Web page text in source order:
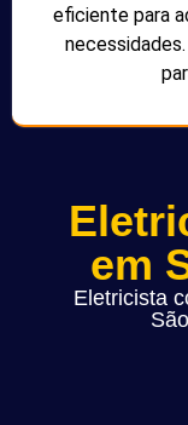
eficiente para
em
Eletricista